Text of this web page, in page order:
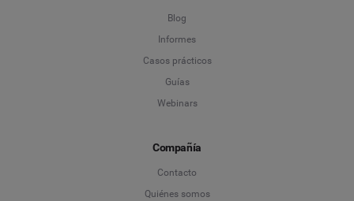
Blog
Informes
Casos prácticos
Guías
Webinars
Compañía
Contacto
Quiénes somos